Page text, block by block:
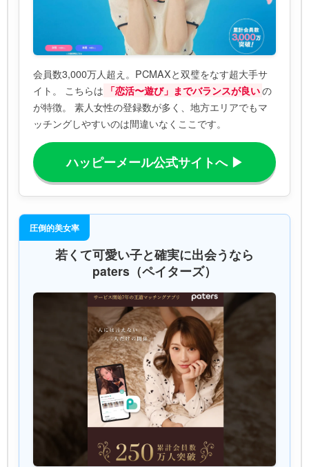
会員数3,000万人超え。PCMAXと双璧をなす超大手サ
イト。 こちらは 「恋活〜遊び」までバランスが良いの
が特徴。 素人女性の登録数が多く、地方エリアでもマ
ッチングしやすいのは間違いなくここです。
ハッピーメール公式サイトへ ▶
圧倒的美女率
若くて可愛い子と確実に出会うなら
paters（ペイターズ）